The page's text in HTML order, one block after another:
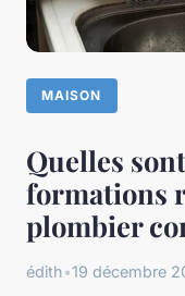
MAISON
Quelles
formations
plombier
édith•19 décembre